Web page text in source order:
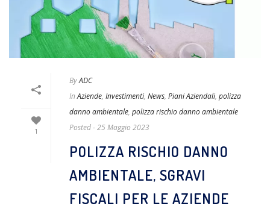
1
ByADC
In Aziende, Investimenti, News, Piani Aziendali, polizza
danno ambientale, polizza rischio danno ambientale
Posted- 25 Maggio 2023
POLIZZA RISCHIO DANNO
AMBIENTALE, SGRAVI
FISCALI PER LE AZIENDE